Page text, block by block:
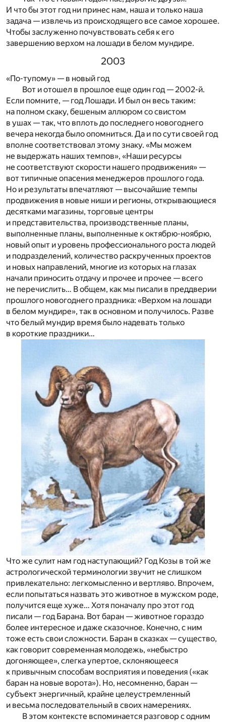
И что бы этот год ни принес нам, наша и только наша
задача — извлечь из происходящего все самое хорошее.
Чтобы заслуженно почувствовать себя к его
завершению верхом на лошади в белом мундире.
2003
«По-тупому» — в новый год
Вот и отошел в прошлое еще один год — 2002-й.
Если помните, — год Лошади. И был он весь таким:
на полном скаку, бешеным аллюром со свистом
в ушах — так, что вплоть до последнего новогоднего
вечера некогда было опомниться. Да и по сути своей год
вполне соответствовал этому знаку. «Мы можем
не выдержать наших темпов», «Наши ресурсы
не соответствуют скорости нашего продвижения» —
вот типичные опасения менеджеров прошлого года.
Но и результаты впечатляют — высочайшие темпы
продвижения в новые ниши и регионы, открывающиеся
десятками магазины, торговые центры
и представительства, производственные планы,
выполненные планы, выполненные к октябрю-ноябрю,
новый опыт и уровень профессионального роста людей
и подразделений, количество раскрученных проектов
и новых направлений, многие из которых на глазах
начали приносить отдачу и прочее и прочее — всего
не перечислить… В общем, как мы писали в преддверии
прошлого новогоднего праздника: «Верхом на лошади
в белом мундире», так в основном и получилось. Разве
что белый мундир время было надевать только
в короткие праздники…
Что же сулит нам год наступающий? Год Козы в той же
астрологической терминологии звучит не слишком
привлекательно: легкомысленно и вертляво. Впрочем,
если попытаться назвать это животное в мужском роде,
получится еще хуже… Хотя поначалу про этот год
писали — год Барана. Вот баран — животное гораздо
более интересное и даже сказочное. Конечно, с ним
тоже есть свои сложности. Баран в сказках — существо,
как говорит современная молодежь, «небыстро
догоняющее», слегка упертое, склоняющееся
к привычным способам восприятия и поведения («как
баран на новые ворота»). Но, несомненно, баран —
субъект энергичный, крайне целеустремленный
и весьма последовательный в своих намерениях.
В этом контексте вспоминается разговор с одним